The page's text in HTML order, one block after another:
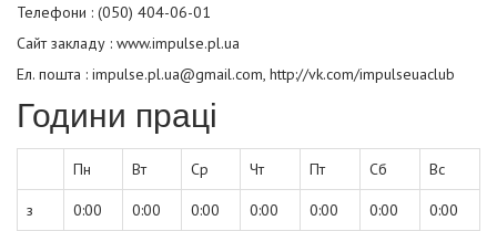
Телефони : (050) 404-06-01
Сайт закладу : www.impulse.pl.ua
Ел. пошта : impulse.pl.ua@gmail.com, http://vk.com/impulseuaclub
Години праці
Пн Вт Ср Чт Пт Сб Вс
з 0:00 0:00 0:00 0:00 0:00 0:00 0:00